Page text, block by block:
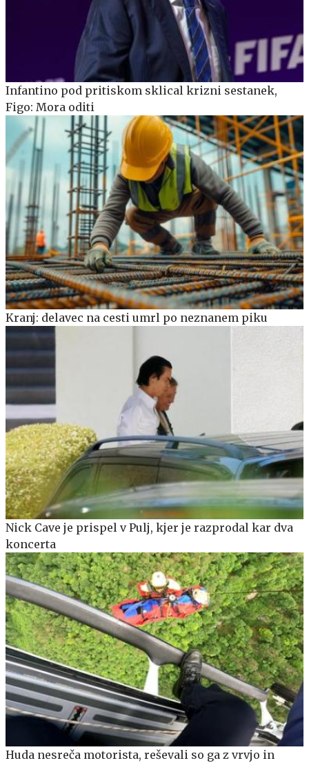
Infantino pod pritiskom sklical krizni sestanek,
Figo: Mora oditi
Kranj: delavec na cesti umrl po neznanem piku
Nick Cave je prispel v Pulj, kjer je razprodal kar dva
koncerta
Huda nesreča motorista, reševali so ga z vrvjo in